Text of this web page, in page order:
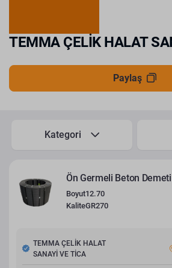
TEMMA ÇELİK HALAT
Paylaş
Kategori
Ön Germeli Beton
Boyut12.70
KaliteGR270
TEMMA ÇELİK HALAT
SANAYİ VE TİCA